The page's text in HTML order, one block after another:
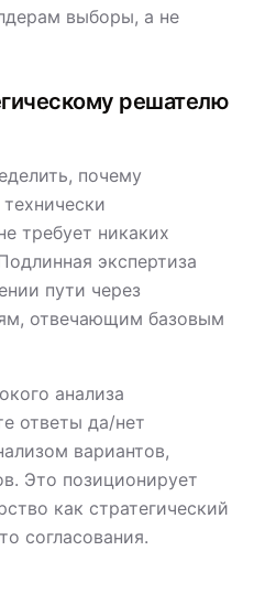
выборы, а не
решателю
почему
требует никаких
экспертиза
пути через
отвечающим базовым
анализа
ответы да/нет
вариантов,
Это позиционирует
как стратегический
согласования.